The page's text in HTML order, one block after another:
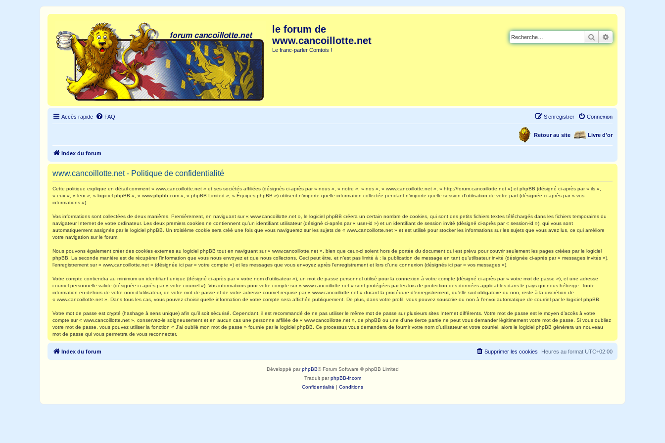
le forum de
www.cancoillotte.net
Le franc-parler Comtois !
Rechercher
Accès rapide FAQ Connexion
S’enregistrer
Livre d'or
Retour au site
Index du forum
www.cancoillotte.net - Politique de confidentialité
Cette politique explique en détail comment « www.cancoillotte.net » et ses sociétés affiliées (désignés ci-après par « nous », « notre », « nos », « www.cancoillotte.net », « http://forum.cancoillotte.net ») et phpBB (désigné ci-après par « ils »,
« eux », « leur », « logiciel phpBB », « www.phpbb.com », « phpBB Limited », « Équipes phpBB ») utilisent n’importe quelle information collectée pendant n’importe quelle session d’utilisation de votre part (désignée ci-après par « vos
informations »).
Vos informations sont collectées de deux manières. Premièrement, en naviguant sur « www.cancoillotte.net », le logiciel phpBB créera un certain nombre de cookies, qui sont des petits fichiers textes téléchargés dans les fichiers temporaires du
navigateur Internet de votre ordinateur. Les deux premiers cookies ne contiennent qu’un identifiant utilisateur (désigné ci-après par « user-id ») et un identifiant de session invité (désigné ci-après par « session-id »), qui vous sont
automatiquement assignés par le logiciel phpBB. Un troisième cookie sera créé une fois que vous naviguerez sur les sujets de « www.cancoillotte.net » et est utilisé pour stocker les informations sur les sujets que vous avez lus, ce qui améliore
votre navigation sur le forum.
Nous pouvons également créer des cookies externes au logiciel phpBB tout en naviguant sur « www.cancoillotte.net », bien que ceux-ci soient hors de portée du document qui est prévu pour couvrir seulement les pages créées par le logiciel
phpBB. La seconde manière est de récupérer l’information que vous nous envoyez et que nous collectons. Ceci peut être, et n’est pas limité à : la publication de message en tant qu’utilisateur invité (désignée ci-après par « messages invités »),
l’enregistrement sur « www.cancoillotte.net » (désignée ici par « votre compte ») et les messages que vous envoyez après l’enregistrement et lors d’une connexion (désignés ici par « vos messages »).
Votre compte contiendra au minimum un identifiant unique (désigné ci-après par « votre nom d’utilisateur »), un mot de passe personnel utilisé pour la connexion à votre compte (désigné ci-après par « votre mot de passe »), et une adresse
courriel personnelle valide (désignée ci-après par « votre courriel »). Vos informations pour votre compte sur « www.cancoillotte.net » sont protégées par les lois de protection des données applicables dans le pays qui nous héberge. Toute
information en-dehors de votre nom d’utilisateur, de votre mot de passe et de votre adresse courriel requise par « www.cancoillotte.net » durant la procédure d’enregistrement, qu’elle soit obligatoire ou non, reste à la discrétion de
« www.cancoillotte.net ». Dans tous les cas, vous pouvez choisir quelle information de votre compte sera affichée publiquement. De plus, dans votre profil, vous pouvez souscrire ou non à l’envoi automatique de courriel par le logiciel phpBB.
Votre mot de passe est crypté (hashage à sens unique) afin qu’il soit sécurisé. Cependant, il est recommandé de ne pas utiliser le même mot de passe sur plusieurs sites Internet différents. Votre mot de passe est le moyen d’accès à votre
compte sur « www.cancoillotte.net », conservez-le soigneusement et en aucun cas une personne affiliée de « www.cancoillotte.net », de phpBB ou une d’une tierce partie ne peut vous demander légitimement votre mot de passe. Si vous oubliez
votre mot de passe, vous pouvez utiliser la fonction « J’ai oublié mon mot de passe » fournie par le logiciel phpBB. Ce processus vous demandera de fournir votre nom d’utilisateur et votre courriel, alors le logiciel phpBB générera un nouveau
mot de passe qui vous permettra de vous reconnecter.
Index du forum Heures au format UTC+02:00
Supprimer les cookies
Développé parphpBB® Forum Software © phpBB Limited
Traduit parphpBB-fr.com
Confidentialité | Conditions